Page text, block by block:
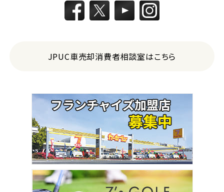
JPUC車売却消費者相談室はこちら